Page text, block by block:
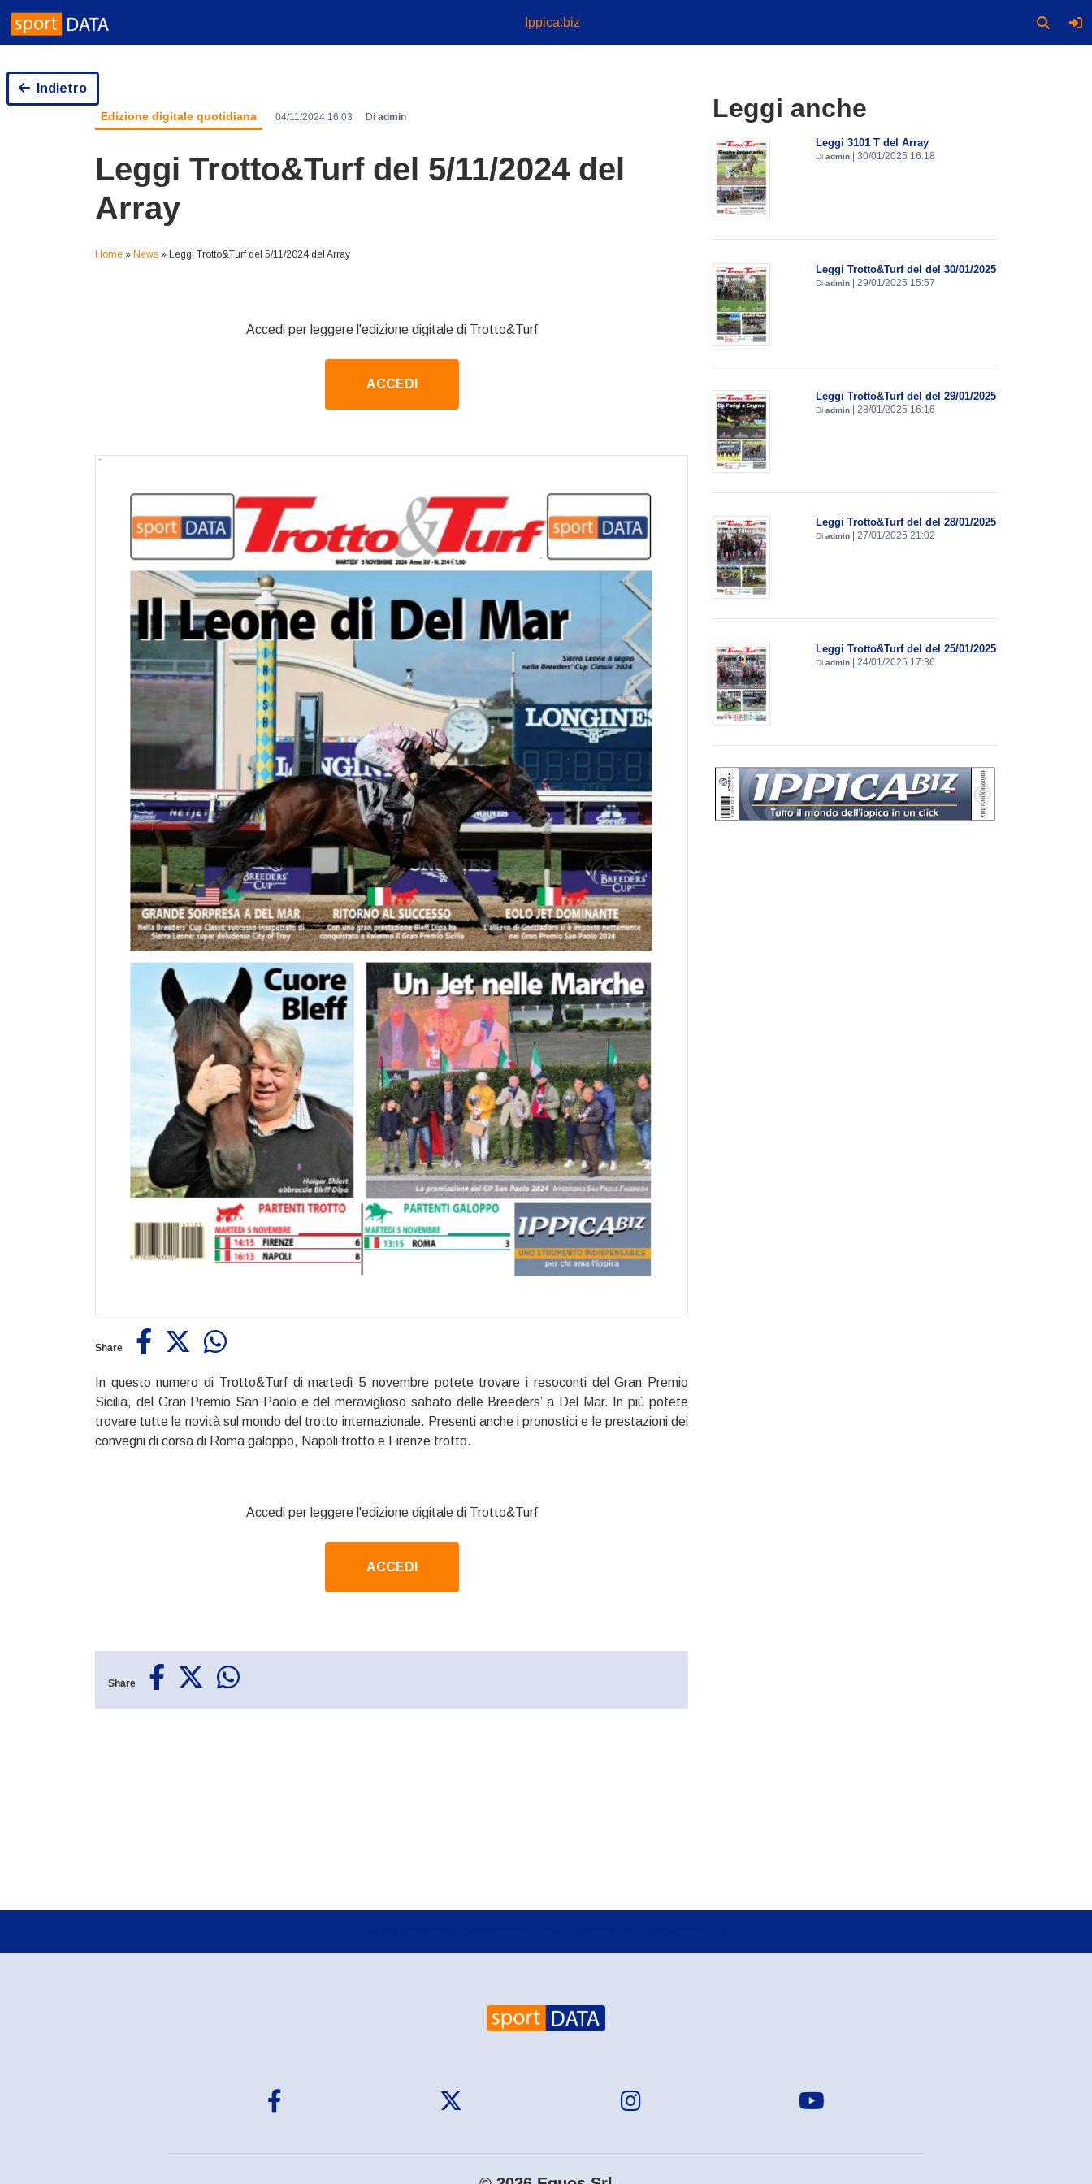
content
Ippica.biz
Indietro
Edizione digitale quotidiana 04/11/2024 16:03 Di admin
Leggi Trotto&Turf del 5/11/2024 del
Array
Home » News » Leggi Trotto&Turf del 5/11/2024 del Array
Accedi per leggere l'edizione digitale di Trotto&Turf
ACCEDI
Share
In questo numero di Trotto&Turf di martedì 5 novembre potete trovare i resoconti del Gran Premio
Sicilia, del Gran Premio San Paolo e del meraviglioso sabato delle Breeders’ a Del Mar. In più potete
trovare tutte le novità sul mondo del trotto internazionale. Presenti anche i pronostici e le prestazioni dei
convegni di corsa di Roma galoppo, Napoli trotto e Firenze trotto.
Accedi per leggere l'edizione digitale di Trotto&Turf
ACCEDI
Share
Leggi anche
Leggi 3101 T del Array
Di admin| 30/01/2025 16:18
Leggi Trotto&Turf del del 30/01/2025
Di admin| 29/01/2025 15:57
Leggi Trotto&Turf del del 29/01/2025
Di admin| 28/01/2025 16:16
Leggi Trotto&Turf del del 28/01/2025
Di admin| 27/01/2025 21:02
Leggi Trotto&Turf del del 25/01/2025
Di admin| 24/01/2025 17:36